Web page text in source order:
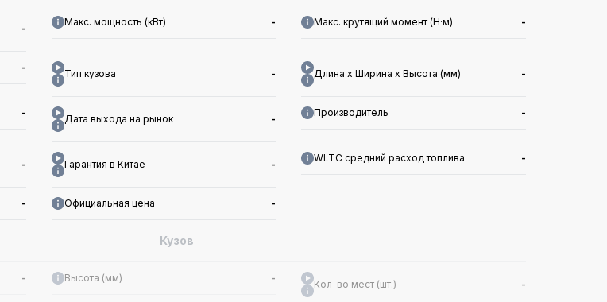
-
Макс. мощность (кВт) - Макс. крутящий момент (Н·м) -
-
Тип кузова - Длина x Ширина x Высота (мм) -
-
Дата выхода на рынок -
Производитель -
- Гарантия в Китае -
WLTC средний расход топлива -
- Официальная цена -
Кузов
- Высота (мм) -
Кол-во мест (шт.) -